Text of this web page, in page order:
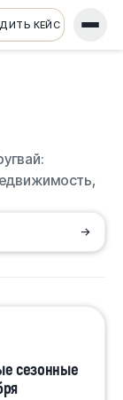
КЕЙС
→
сезонные